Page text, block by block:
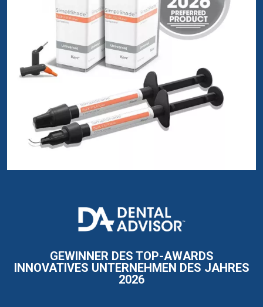
I
m
a
GEWINNER DES TOP-AWARDS
INNOVATIVES UNTERNEHMEN DES JAHRES
2026